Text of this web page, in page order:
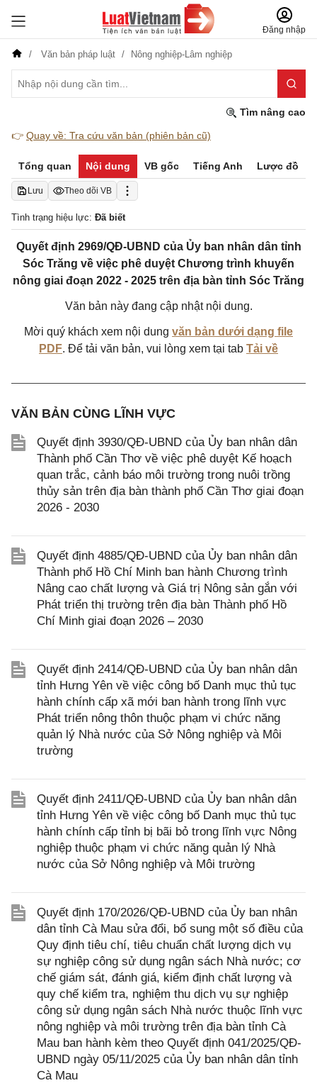
Đăng nhập
Văn bản pháp luật Nông nghiệp-Lâm nghiệp
Tìm nâng cao
👉 Quay về: Tra cứu văn bản (phiên bản cũ)
Tổng quan Nội dung VB gốc Tiếng Anh Lược đồ
Lưu Theo dõi VB
Tình trạng hiệu lực: Đã biết
Quyết định 2969/QĐ-UBND của Ủy ban nhân dân tỉnh
Sóc Trăng về việc phê duyệt Chương trình khuyến
nông giai đoạn 2022 - 2025 trên địa bàn tỉnh Sóc Trăng
Văn bản này đang cập nhật nội dung.
Mời quý khách xem nội dung văn bản dưới dạng file
PDF. Để tải văn bản, vui lòng xem tại tab Tải về
VĂN BẢN CÙNG LĨNH VỰC
Quyết định 3930/QĐ-UBND của Ủy ban nhân dân
Thành phố Cần Thơ về việc phê duyệt Kế hoạch
quan trắc, cảnh báo môi trường trong nuôi trồng
thủy sản trên địa bàn thành phố Cần Thơ giai đoạn
2026 - 2030
Quyết định 4885/QĐ-UBND của Ủy ban nhân dân
Thành phố Hồ Chí Minh ban hành Chương trình
Nâng cao chất lượng và Giá trị Nông sản gắn với
Phát triển thị trường trên địa bàn Thành phố Hồ
Chí Minh giai đoạn 2026 – 2030
Quyết định 2414/QĐ-UBND của Ủy ban nhân dân
tỉnh Hưng Yên về việc công bố Danh mục thủ tục
hành chính cấp xã mới ban hành trong lĩnh vực
Phát triển nông thôn thuộc phạm vi chức năng
quản lý Nhà nước của Sở Nông nghiệp và Môi
trường
Quyết định 2411/QĐ-UBND của Ủy ban nhân dân
tỉnh Hưng Yên về việc công bố Danh mục thủ tục
hành chính cấp tỉnh bị bãi bỏ trong lĩnh vực Nông
nghiệp thuộc phạm vi chức năng quản lý Nhà
nước của Sở Nông nghiệp và Môi trường
Quyết định 170/2026/QĐ-UBND của Ủy ban nhân
dân tỉnh Cà Mau sửa đổi, bổ sung một số điều của
Quy định tiêu chí, tiêu chuẩn chất lượng dịch vụ
sự nghiệp công sử dụng ngân sách Nhà nước; cơ
chế giám sát, đánh giá, kiểm định chất lượng và
quy chế kiểm tra, nghiệm thu dịch vụ sự nghiệp
công sử dụng ngân sách Nhà nước thuộc lĩnh vực
nông nghiệp và môi trường trên địa bàn tỉnh Cà
Mau ban hành kèm theo Quyết định 041/2025/QĐ-
UBND ngày 05/11/2025 của Ủy ban nhân dân tỉnh
Cà Mau